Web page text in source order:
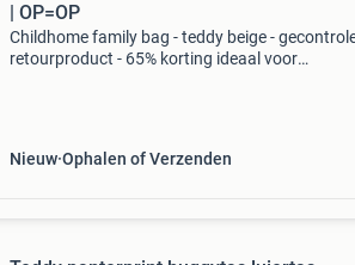
| OP=OP
Childhome family bag - teddy beige -
retourproduct - 65% korting ideaal voor
Nieuw Ophalen of Verzenden